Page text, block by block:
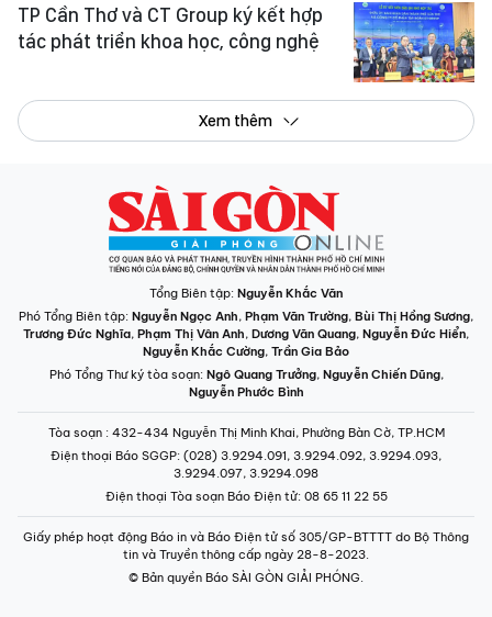
TP Cần Thơ và CT Group ký kết hợp
tác phát triển khoa học, công nghệ
Xem thêm
Tổng Biên tập: Nguyễn Khắc Văn
Phó Tổng Biên tập: Nguyễn Ngọc Anh, Phạm Văn Trường, Bùi Thị Hồng Sương,
Trương Đức Nghĩa, Phạm Thị Vân Anh, Dương Văn Quang, Nguyễn Đức Hiển,
Nguyễn Khắc Cường, Trần Gia Bảo
Phó Tổng Thư ký tòa soạn: Ngô Quang Trưởng, Nguyễn Chiến Dũng,
Nguyễn Phước Bình
Tòa soạn : 432-434 Nguyễn Thị Minh Khai, Phường Bàn Cờ, TP.HCM
Điện thoại Báo SGGP: (028) 3.9294.091, 3.9294.092, 3.9294.093,
3.9294.097, 3.9294.098
Điện thoại Tòa soạn Báo Điện tử: 08 65 11 22 55
Giấy phép hoạt động Báo in và Báo Điện tử số 305/GP-BTTTT do Bộ Thông
tin và Truyền thông cấp ngày 28-8-2023.
© Bản quyền Báo SÀI GÒN GIẢI PHÓNG.